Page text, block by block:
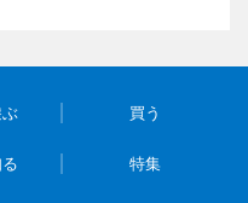
買う
特集